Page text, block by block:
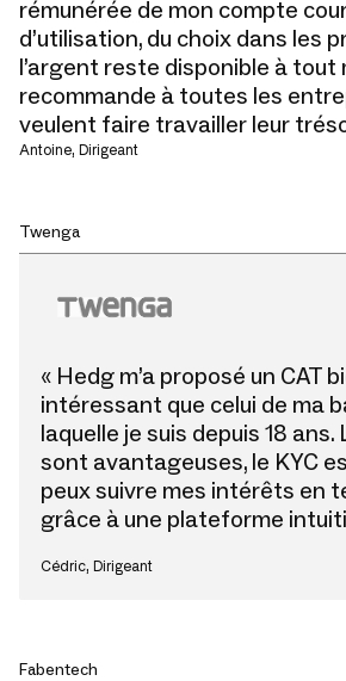
rémunérée de mon compte
d’utilisation, du choix dans les
l’argent reste disponible à tout
recommande à toutes les
veulent faire travailler leur
Antoine, Dirigeant
Twenga
« Hedg m’a proposé un CAT
intéressant que celui de ma
laquelle je suis depuis 18
sont avantageuses, le KYC
peux suivre mes intérêts en
grâce à une plateforme
Cédric, Dirigeant
Fabentech